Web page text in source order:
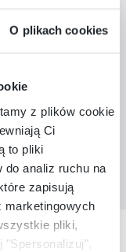
O plikach cookies
z plików cookie:
Ci
to pliki
analiz ruchu na
zapisują
marketingowych
pliki,
do
biały